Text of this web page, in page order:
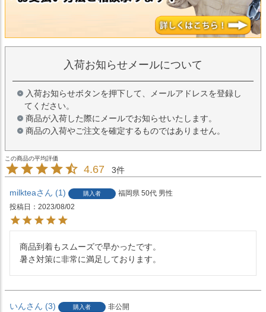
入荷お知らせメールについて
入荷お知らせボタンを押下して、メールアドレスを登録し
てください。
商品が入荷した際にメールでお知らせいたします。
商品の入荷やご注文を確定するものではありません。
4.67 3
milktea 1 購入者 福岡県 50代 男性
投稿日
2023/08/02
商品到着もスムーズで早かったです。
暑さ対策に非常に満足しております。
いん 3 購入者
非公開